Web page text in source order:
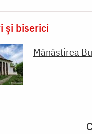
și biserici
Mănăstirea